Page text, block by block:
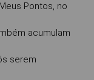
Pontos, no
acumulam
serem